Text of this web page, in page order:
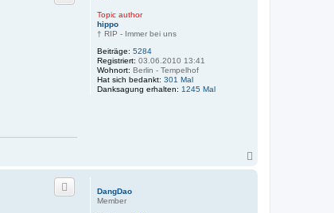
Topic author
hippo
† RIP - Immer bei uns
Beiträge: 5284
Registriert: 03.06.2010 13:41
Wohnort: Berlin - Tempelhof
Hat sich bedankt: 301 Mal
Danksagung erhalten: 1245 Mal
DangDao
Member